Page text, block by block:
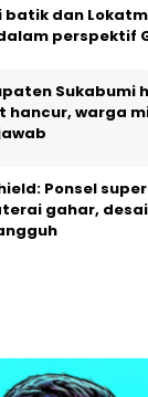
batik dan
perspektif
Sukabumi
hancur, warga
Ponsel
gahar,